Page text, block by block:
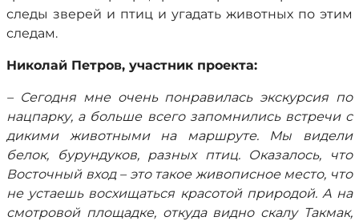
следы зверей и птиц и угадать животных по этим
следам.
Николай Петров, участник проекта:
– Сегодня мне очень понравилась экскурсия по
нацпарку, а больше всего запомнились встречи с
дикими животными на маршруте. Мы видели
белок, бурундуков, разных птиц. Оказалось, что
Восточный вход – это такое живописное место, что
не устаешь восхищаться красотой природой. А на
смотровой площадке, откуда видно скалу Такмак,